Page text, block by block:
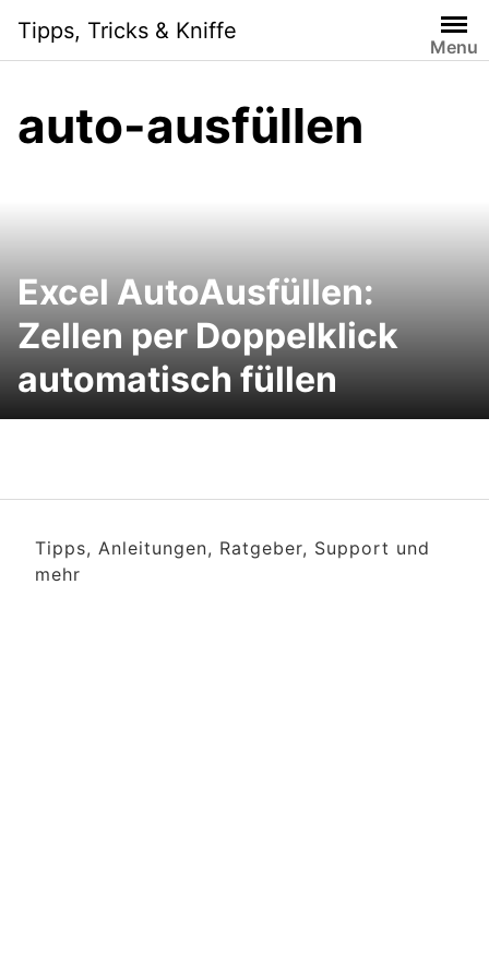
content
Tipps, Tricks & Kniffe
Menu
auto-ausfüllen
Excel AutoAusfüllen:
Zellen per Doppelklick
automatisch füllen
Tipps, Anleitungen, Ratgeber, Support und
mehr